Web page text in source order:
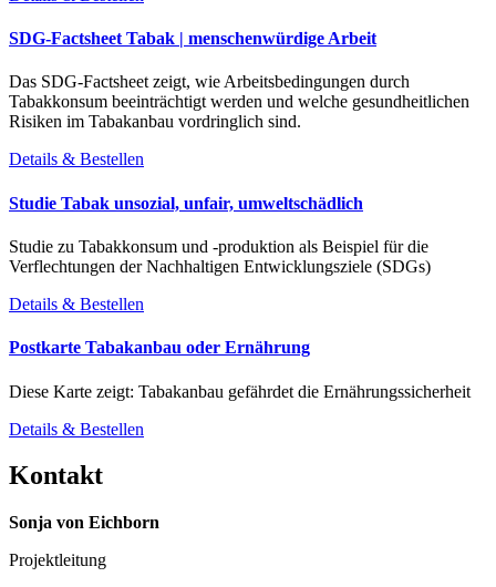
SDG-Factsheet Tabak | menschenwürdige Arbeit
Das SDG-Factsheet zeigt, wie Arbeitsbedingungen durch
Tabakkonsum beeinträchtigt werden und welche gesundheitlichen
Risiken im Tabakanbau vordringlich sind.
Details & Bestellen
Studie Tabak unsozial, unfair, umweltschädlich
Studie zu Tabakkonsum und -produktion als Beispiel für die
Verflechtungen der Nachhaltigen Entwicklungsziele (SDGs)
Details & Bestellen
Postkarte Tabakanbau oder Ernährung
Diese Karte zeigt: Tabakanbau gefährdet die Ernährungssicherheit
Details & Bestellen
Kontakt
Sonja von Eichborn
Projektleitung